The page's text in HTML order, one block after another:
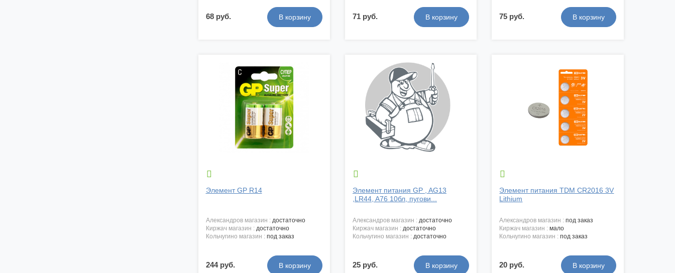
68 руб. 71 руб. 75 руб.

Элемент GP R14
александров магазин : достаточно
киржач магазин : достаточно
кольчугино магазин : под заказ
244 руб.

Элемент питания GP , AG13
,LR44, A76 10бл, пугови...
александров магазин : достаточно
киржач магазин : достаточно
кольчугино магазин : достаточно
25 руб.

Элемент питания TDM CR2016 3V
Lithium
александров магазин :под заказ
киржач магазин :мало
кольчугино магазин :под заказ
20 руб.